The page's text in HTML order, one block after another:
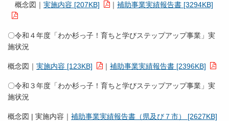
概念図｜ 実施内容 [207KB] ｜ 補助事業実績報告書 [3294KB]
〇令和４年度「わか杉っ子！育ちと学びステップアップ事業」実
施状況
概念図｜ 実施内容 [123KB] ｜ 補助事業実績報告書 [2396KB]
〇令和３年度「わか杉っ子！育ちと学びステップアップ事業」実
施状況
概念図 | 実施内容｜ 補助事業実績報告書（県及び７市） [2627KB]